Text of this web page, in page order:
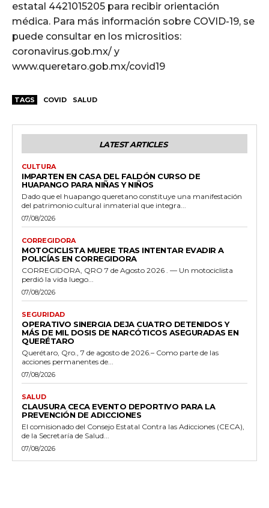
estatal 4421015205 para recibir orientación
médica. Para más información sobre COVID-19, se
puede consultar en los micrositios:
coronavirus.gob.mx/ y
www.queretaro.gob.mx/covid19
TAGS COVID SALUD
LATEST ARTICLES
CULTURA
IMPARTEN EN CASA DEL FALDÓN CURSO DE
HUAPANGO PARA NIÑAS Y NIÑOS
Dado que el huapango queretano constituye una manifestación
del patrimonio cultural inmaterial que integra...
07/08/2026
CORREGIDORA
MOTOCICLISTA MUERE TRAS INTENTAR EVADIR A
POLICÍAS EN CORREGIDORA
CORREGIDORA, QRO 7 de Agosto 2026 . — Un motociclista
perdió la vida luego...
07/08/2026
SEGURIDAD
OPERATIVO SINERGIA DEJA CUATRO DETENIDOS Y
MÁS DE MIL DOSIS DE NARCÓTICOS ASEGURADAS EN
QUERÉTARO
Querétaro, Qro., 7 de agosto de 2026.– Como parte de las
acciones permanentes de...
07/08/2026
SALUD
CLAUSURA CECA EVENTO DEPORTIVO PARA LA
PREVENCIÓN DE ADICCIONES
El comisionado del Consejo Estatal Contra las Adicciones (CECA),
de la Secretaría de Salud...
07/08/2026